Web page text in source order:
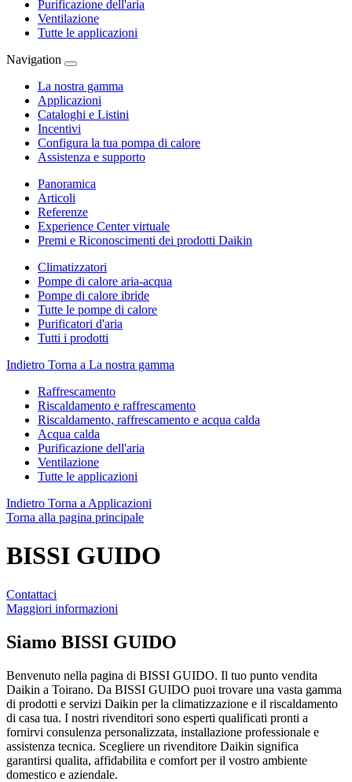
Purificazione dell'aria
Ventilazione
Tutte le applicazioni
Navigation
La nostra gamma
Applicazioni
Cataloghi e Listini
Incentivi
Configura la tua pompa di calore
Assistenza e supporto
Panoramica
Articoli
Referenze
Experience Center virtuale
Premi e Riconoscimenti dei prodotti Daikin
Climatizzatori
Pompe di calore aria-acqua
Pompe di calore ibride
Tutte le pompe di calore
Purificatori d'aria
Tutti i prodotti
Indietro Torna a La nostra gamma
Raffrescamento
Riscaldamento e raffrescamento
Riscaldamento, raffrescamento e acqua calda
Acqua calda
Purificazione dell'aria
Ventilazione
Tutte le applicazioni
Indietro Torna a Applicazioni
Torna alla pagina principale
BISSI GUIDO
Contattaci
Maggiori informazioni
Siamo BISSI GUIDO
Benvenuto nella pagina di BISSI GUIDO. Il tuo punto vendita
Daikin a Toirano. Da BISSI GUIDO puoi trovare una vasta gamma
di prodotti e servizi Daikin per la climatizzazione e il riscaldamento
di casa tua. I nostri rivenditori sono esperti qualificati pronti a
fornirvi consulenza personalizzata, installazione professionale e
assistenza tecnica. Scegliere un rivenditore Daikin significa
garantirsi qualita, affidabilita e comfort per il vostro ambiente
domestico e aziendale.